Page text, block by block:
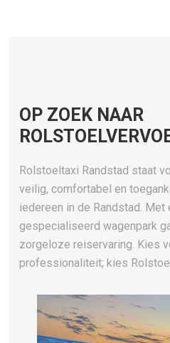
OP ZOEK NAAR
Rolstoeltaxi Randstad staat
veilig, comfortabel en
iedereen in de Randstad.
gespecialiseerd wagenpark
zorgeloze reiservaring. Kies
professionaliteit; kies